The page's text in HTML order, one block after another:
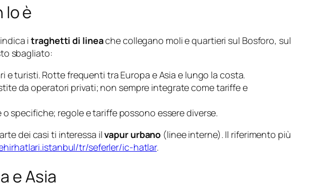
lo è
itraghetti di lineache collegano moli e quartieri sul Bosforo, sul
sbagliato:
turisti. Rotte frequenti tra Europa e Asia e lungo la costa.
da operatori privati; non sempre integrate come tariffe e
specifiche; regole e tariffe possono essere diverse.
dei casi ti interessa ilvapur urbano (linee interne). Il riferimento più
tr/seferler/ic-hatlar.
e Asia